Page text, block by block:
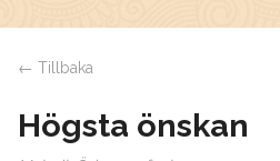
← Tillbaka
Högsta önskan